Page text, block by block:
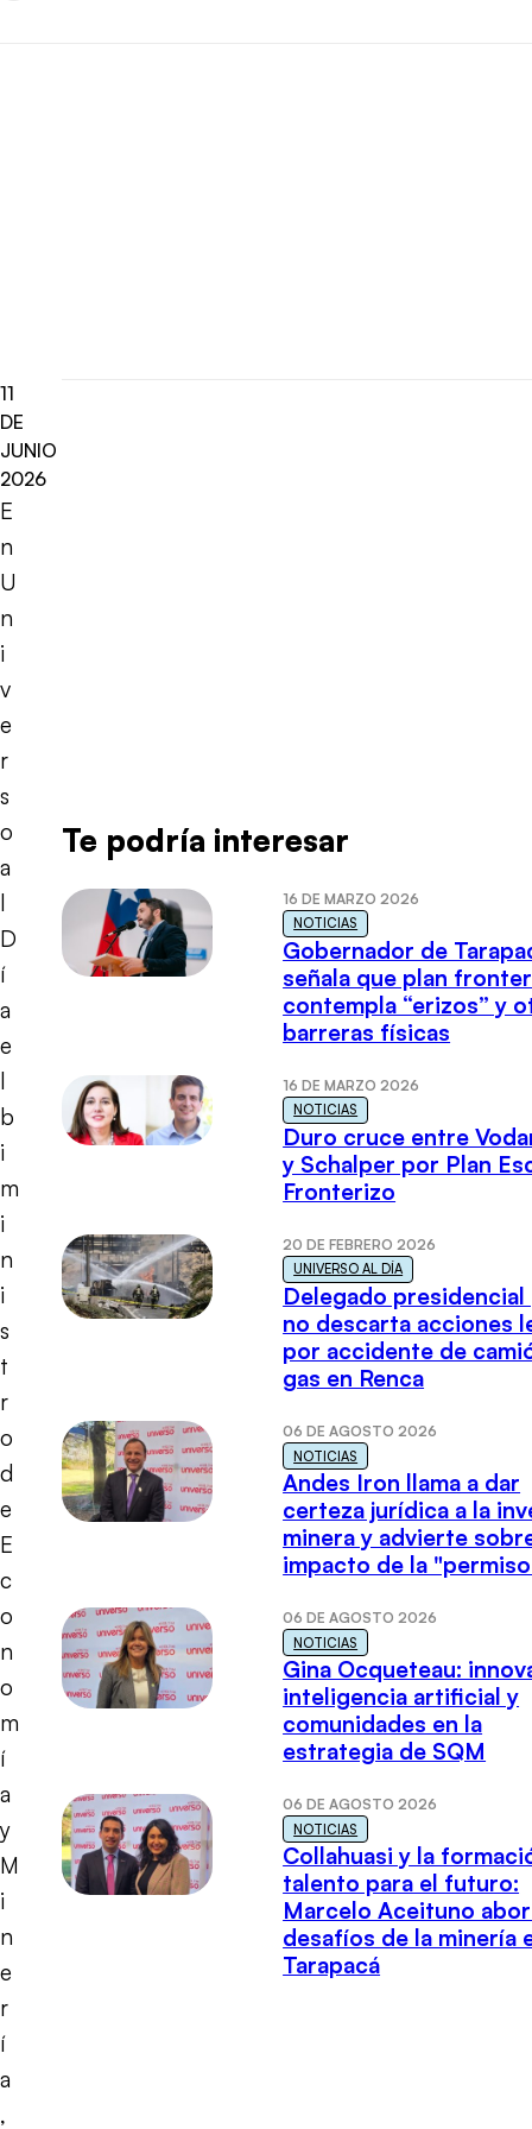
11
DE
JUNIO
2026
E
n
U
n
i
v
e
r
s
o
a
l
D
í
a
e
l
b
i
m
i
n
i
s
t
r
o
d
e
E
c
o
n
o
m
í
a
y
M
i
n
e
r
í
a
,
Te podría interesar
16 DE MARZO 2026
NOTICIAS
Gobernador de
señala que plan
contempla “erizos” y
barreras físicas
16 DE MARZO 2026
NOTICIAS
Duro cruce entre
y Schalper por Plan
Fronterizo
20 DE FEBRERO 2026
UNIVERSO AL DÍA
Delegado presidencial
no descarta acciones
por accidente de
gas en Renca
06 DE AGOSTO 2026
NOTICIAS
Andes Iron llama a dar
certeza jurídica a la
minera y advierte
impacto de la
06 DE AGOSTO 2026
NOTICIAS
Gina Ocqueteau:
inteligencia artificial y
comunidades en la
estrategia de SQM
06 DE AGOSTO 2026
NOTICIAS
Collahuasi y la
talento para el futuro:
Marcelo Aceituno
desafíos de la minería
Tarapacá